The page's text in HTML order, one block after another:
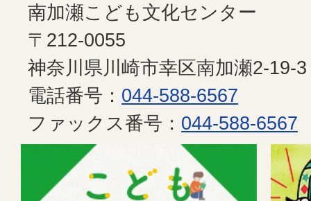
南加瀬こども文化センター
〒212-0055
神奈川県川崎市幸区南加瀬2-19-3
電話番号： 044-588-6567
ファックス番号： 044-588-6567